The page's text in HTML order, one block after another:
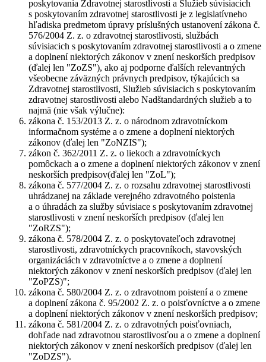
poskytovania Zdravotnej starostlivosti a Služieb súvisiacich
s poskytovaním zdravotnej starostlivosti je z legislatívneho
hľadiska predmetom úpravy príslušných ustanovení zákona č.
576/2004 Z. z. o zdravotnej starostlivosti, službách
súvisiacich s poskytovaním zdravotnej starostlivosti a o zmene
a doplnení niektorých zákonov v znení neskorších predpisov
(ďalej len "ZoZS"), ako aj podporne ďalších relevantných
všeobecne záväzných právnych predpisov, týkajúcich sa
Zdravotnej starostlivosti, Služieb súvisiacich s poskytovaním
zdravotnej starostlivosti alebo Nadštandardných služieb a to
najmä (nie však výlučne):
zákona č. 153/2013 Z. z. o národnom zdravotníckom
informačnom systéme a o zmene a doplnení niektorých
zákonov (ďalej len "ZoNZIS");
zákon č. 362/2011 Z. z. o liekoch a zdravotníckych
pomôckach a o zmene a doplnení niektorých zákonov v znení
neskorších predpisov(ďalej len "ZoL");
zákona č. 577/2004 Z. z. o rozsahu zdravotnej starostlivosti
uhrádzanej na základe verejného zdravotného poistenia
a o úhradách za služby súvisiace s poskytovaním zdravotnej
starostlivosti v znení neskorších predpisov (ďalej len
"ZoRZS");
zákona č. 578/2004 Z. z. o poskytovateľoch zdravotnej
starostlivosti, zdravotníckych pracovníkoch, stavovských
organizáciách v zdravotníctve a o zmene a doplnení
niektorých zákonov v znení neskorších predpisov (ďalej len
"ZoPZS)";
zákona č. 580/2004 Z. z. o zdravotnom poistení a o zmene
a doplnení zákona č. 95/2002 Z. z. o poisťovníctve a o zmene
a doplnení niektorých zákonov v znení neskorších predpisov;
zákona č. 581/2004 Z. z. o zdravotných poisťovniach,
dohľade nad zdravotnou starostlivosťou a o zmene a doplnení
niektorých zákonov v znení neskorších predpisov (ďalej len
"ZoDZS").